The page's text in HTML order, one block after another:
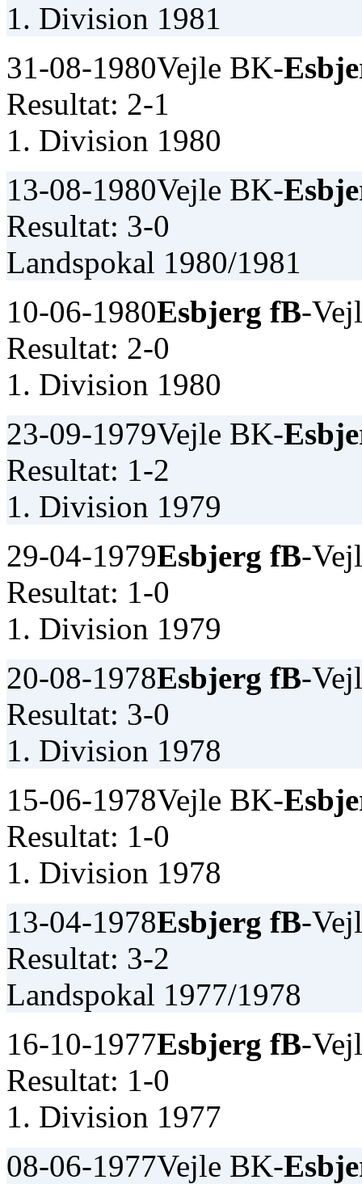
1. Division 1981
31-08-1980Vejle BK-
Resultat: 2-1
1. Division 1980
13-08-1980Vejle BK-
Resultat: 3-0
Landspokal 1980/1981
10-06-1980Esbjerg fB-
Resultat: 2-0
1. Division 1980
23-09-1979Vejle BK-
Resultat: 1-2
1. Division 1979
29-04-1979Esbjerg fB-
Resultat: 1-0
1. Division 1979
20-08-1978Esbjerg fB-
Resultat: 3-0
1. Division 1978
15-06-1978Vejle BK-
Resultat: 1-0
1. Division 1978
13-04-1978Esbjerg fB-
Resultat: 3-2
Landspokal 1977/1978
16-10-1977Esbjerg fB-
Resultat: 1-0
1. Division 1977
08-06-1977Vejle BK-